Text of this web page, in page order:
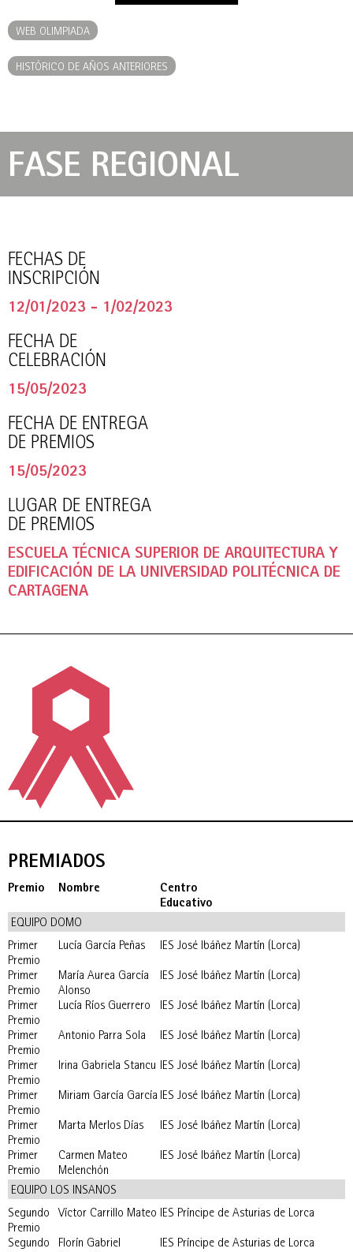
WEB OLIMPIADA
HISTÓRICO DE AÑOS ANTERIORES
FASE REGIONAL
FECHAS DE
INSCRIPCIÓN
12/01/2023 - 1/02/2023
FECHA DE
CELEBRACIÓN
15/05/2023
FECHA DE ENTREGA
DE PREMIOS
15/05/2023
LUGAR DE ENTREGA
DE PREMIOS
ESCUELA TÉCNICA SUPERIOR DE ARQUITECTURA Y
EDIFICACIÓN DE LA UNIVERSIDAD POLITÉCNICA DE
CARTAGENA
PREMIADOS
Premio Nombre
Centro
Educativo
EQUIPO DOMO
Primer
Premio
Lucía García Peñas IES José Ibáñez Martín (Lorca)
Primer
Premio
María Aurea García
Alonso
IES José Ibáñez Martín (Lorca)
Primer
Premio
Lucía Ríos Guerrero IES José Ibáñez Martín (Lorca)
Primer
Premio
Antonio Parra Sola IES José Ibáñez Martín (Lorca)
Primer
Premio
Irina Gabriela Stancu IES José Ibáñez Martín (Lorca)
Primer
Premio
Miriam García García IES José Ibáñez Martín (Lorca)
Primer
Premio
Marta Merlos Días IES José Ibáñez Martín (Lorca)
Primer
Premio
Carmen Mateo
Melenchón
IES José Ibáñez Martín (Lorca)
EQUIPO LOS INSANOS
Segundo
Premio
Víctor Carrillo Mateo IES Príncipe de Asturias de Lorca
Segundo
Florín Gabriel
IES Príncipe de Asturias de Lorca